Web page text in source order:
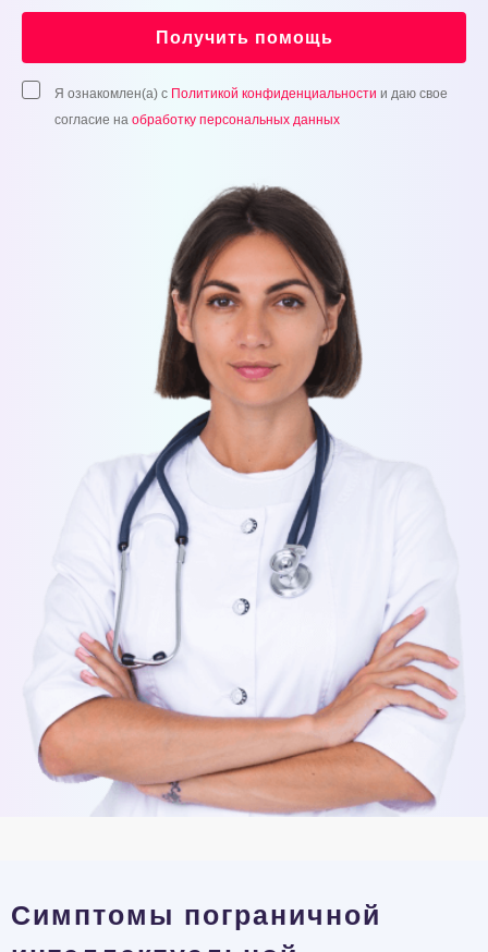
Получить помощь
Я ознакомлен(а) с Политикой конфиденциальности и даю свое
согласие на обработку персональных данных
Симптомы пограничной